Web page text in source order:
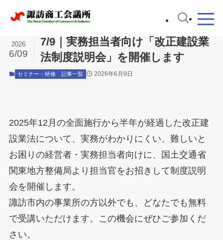
ホーム セミナー・研修
7/9｜実務担当者向け「改正建設業
法制度説明会」を開催します
2026
6/09
セミナー・研修 記事一覧 2026年6月9日
2025年12月の全面施行から半年が経過した改正建
設業法について、実務がわかりにくい、難しいと
お困りの経営者・実務担当者向けに、国土交通省
関東地方整備局より担当官をお招きして制度説明
会を開催します。
諏訪市内の事業所の方以外でも、どなたでも無料
で受講いただけます。この機会にぜひご参加くだ
さい。